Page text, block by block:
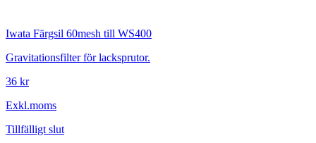
Iwata Färgsil 60mesh till WS400
Gravitationsfilter för lacksprutor.
36 kr
Exkl.moms
Tillfälligt slut